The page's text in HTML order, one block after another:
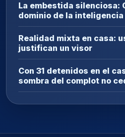
La embestida silenciosa:
dominio de la
Realidad mixta en casa:
justifican un visor
Con 31 detenidos en el
sombra del complot no